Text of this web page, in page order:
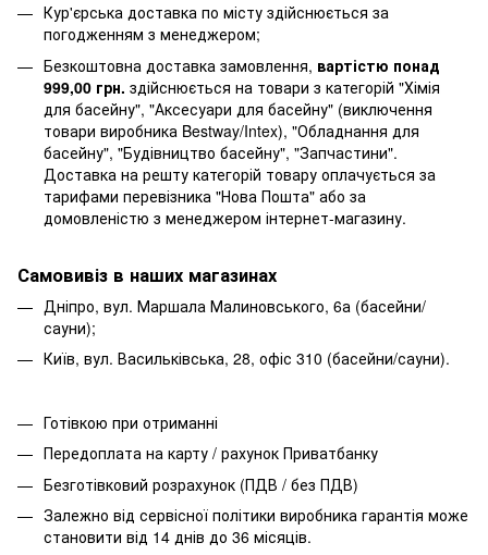
Кур'єрська доставка по місту здійснюється за
погодженням з менеджером;
Безкоштовна доставка замовлення, вартістю понад
999,00 грн. здійснюється на товари з категорій "Хімія
для басейну", "Аксесуари для басейну" (виключення
товари виробника Bestway/Intex), "Обладнання для
басейну", "Будівництво басейну", "Запчастини".
Доставка на решту категорій товару оплачується за
тарифами перевізника "Нова Пошта" або за
домовленістю з менеджером інтернет-магазину.
Самовивіз в наших магазинах
Дніпро, вул. Маршала Малиновського, 6а (басейни/
сауни);
Київ, вул. Васильківська, 28, офіс 310 (басейни/сауни).
Готівкою при отриманні
Передоплата на карту / рахунок Приватбанку
Безготівковий розрахунок (ПДВ / без ПДВ)
Залежно від сервісної політики виробника гарантія може
становити від 14 днів до 36 місяців.